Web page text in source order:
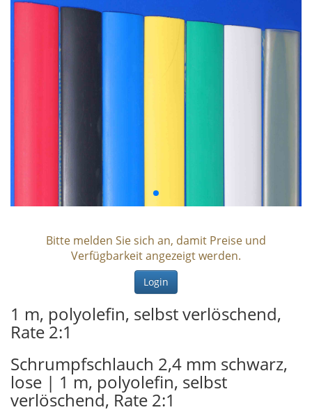
Bitte melden Sie sich an, damit Preise und
Verfügbarkeit angezeigt werden.
Login
1 m, polyolefin, selbst verlöschend,
Rate 2:1
Schrumpfschlauch 2,4 mm schwarz,
lose | 1 m, polyolefin, selbst
verlöschend, Rate 2:1